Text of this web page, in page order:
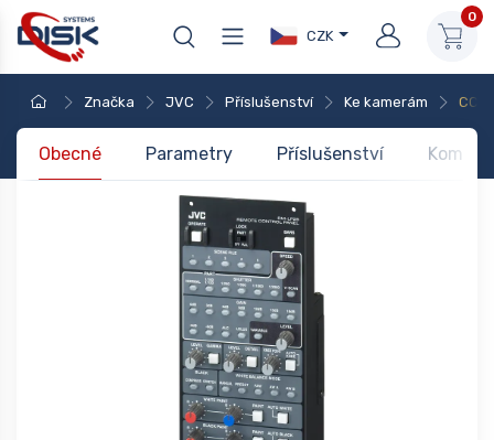
CZK
0
Značka JVC Příslušenství Ke kamerám CC U
Obecné Parametry Příslušenství